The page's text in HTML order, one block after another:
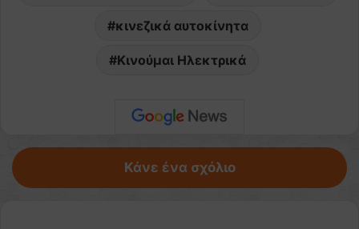
κινεζικά αυτοκίνητα
Κινούμαι Ηλεκτρικά
Κάνε ένα σχόλιο